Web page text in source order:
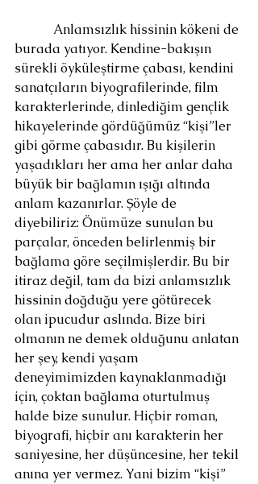
Anlamsızlık hissinin kökeni de
burada yatıyor. Kendine-bakışın
sürekli öyküleştirme çabası, kendini
sanatçıların biyografilerinde, film
karakterlerinde, dinlediğim gençlik
hikayelerinde gördüğümüz “kişi”ler
gibi görme çabasıdır. Bu kişilerin
yaşadıkları her ama her anlar daha
büyük bir bağlamın ışığı altında
anlam kazanırlar. Şöyle de
diyebiliriz: Önümüze sunulan bu
parçalar, önceden belirlenmiş bir
bağlama göre seçilmişlerdir. Bu bir
itiraz değil, tam da bizi anlamsızlık
hissinin doğduğu yere götürecek
olan ipucudur aslında. Bize biri
olmanın ne demek olduğunu anlatan
her şey, kendi yaşam
deneyimimizden kaynaklanmadığı
için, çoktan bağlama oturtulmuş
halde bize sunulur. Hiçbir roman,
biyografi, hiçbir anı karakterin her
saniyesine, her düşüncesine, her tekil
anına yer vermez. Yani bizim “kişi”